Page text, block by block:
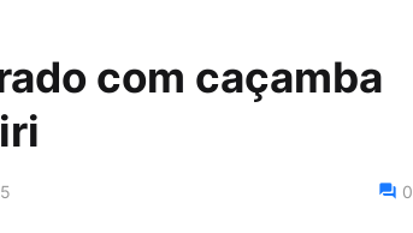
com caçamba
0